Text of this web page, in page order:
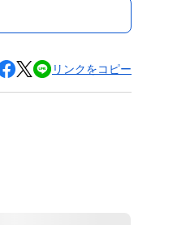
リンクをコピー